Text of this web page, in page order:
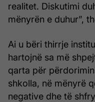
realitet. Diskutimi
mënyrën e duhur”,
Ai u bëri thirrje
hartojnë sa më
qarta për
shkolla, në mënyrë
negative dhe të